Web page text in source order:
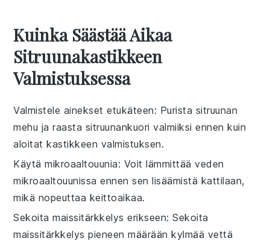
Kuinka Säästää Aikaa
Sitruunakastikkeen
Valmistuksessa
Valmistele ainekset etukäteen: Purista sitruunan
mehu ja raasta sitruunankuori valmiiksi ennen kuin
aloitat kastikkeen valmistuksen.
Käytä mikroaaltouunia: Voit lämmittääveden
mikroaaltouunissa ennen sen lisäämistä kattilaan,
mikä nopeuttaa keittoaikaa.
Sekoita maissitärkkelys erikseen: Sekoita
maissitärkkelys pieneen määrään kylmää vettä